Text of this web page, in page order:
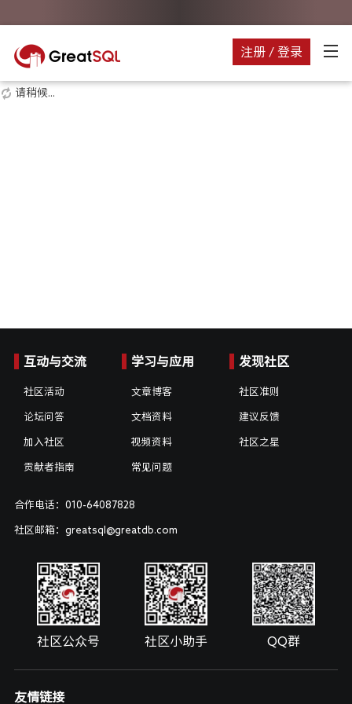
注册 / 登录
请稍候...
互动与交流
社区活动
论坛问答
加入社区
贡献者指南
学习与应用
文章博客
文档资料
视频资料
常见问题
发现社区
社区准则
建议反馈
社区之星
合作电话：010-64087828
社区邮箱：greatsql@greatdb.com
社区公众号 社区小助手 QQ群
友情链接